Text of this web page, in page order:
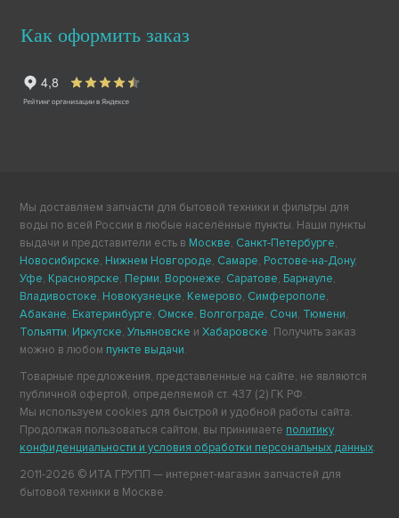
Как оформить заказ
Мы доставляем запчасти для бытовой техники и фильтры для
воды по всей России в любые населённые пункты. Наши пункты
выдачи и представители есть в Москве, Санкт-Петербурге,
Новосибирске, Нижнем Новгороде, Самаре, Ростове-на-Дону,
Уфе, Красноярске, Перми, Воронеже, Саратове, Барнауле,
Владивостоке, Новокузнецке, Кемерово, Симферополе,
Абакане, Екатеринбурге, Омске, Волгограде, Сочи, Тюмени,
Тольятти, Иркутске,Ульяновске иХабаровске. Получить заказ
можно в любом пункте выдачи.
Товарные предложения, представленные на сайте, не являются
публичной офертой, определяемой ст. 437 (2) ГК РФ.
Мы используем cookies для быстрой и удобной работы сайта.
Продолжая пользоваться сайтом, вы принимаете политику
конфиденциальности и условия обработки персональных данных.
2011-2026 © ИТА ГРУПП — интернет-магазин запчастей для
бытовой техники в Москве.